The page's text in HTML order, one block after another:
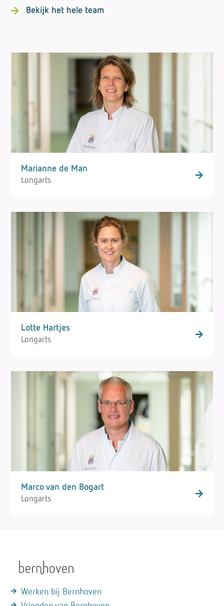
Bekijk het hele team
Marianne de Man
Longarts
Lotte Hartjes
Longarts
Marco van den Bogart
Longarts
Werken bij Bernhoven